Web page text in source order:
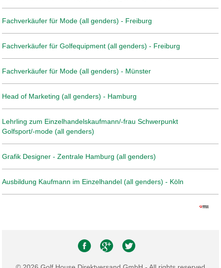
Fachverkäufer für Mode (all genders) - Freiburg
Fachverkäufer für Golfequipment (all genders) - Freiburg
Fachverkäufer für Mode (all genders) - Münster
Head of Marketing (all genders) - Hamburg
Lehrling zum Einzelhandelskaufmann/-frau Schwerpunkt
Golfsport/-mode (all genders)
Grafik Designer - Zentrale Hamburg (all genders)
Ausbildung Kaufmann im Einzelhandel (all genders) - Köln